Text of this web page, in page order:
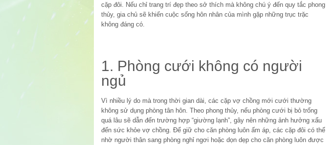
cặp đôi. Nếu chỉ trang trí đẹp theo sở thích mà không chú ý đến quy tắc phong
thủy, gia chủ sẽ khiến cuộc sống hôn nhân của mình gặp những trục trặc
không đáng có.
1. Phòng cưới không có người
ngủ
Vì nhiều lý do mà trong thời gian dài, các cặp vợ chồng mới cưới thường
không sử dụng phòng tân hôn. Theo phong thủy, nếu phòng cưới bị bỏ trống
quá lâu sẽ dẫn đến trường hợp “giường lạnh”, gây nên những ảnh hưởng xấu
đến sức khỏe vợ chồng. Để giữ cho căn phòng luôn ấm áp, các cặp đôi có thể
nhờ người thân sang phòng nghỉ ngơi hoặc dọn dẹp cho căn phòng luôn được